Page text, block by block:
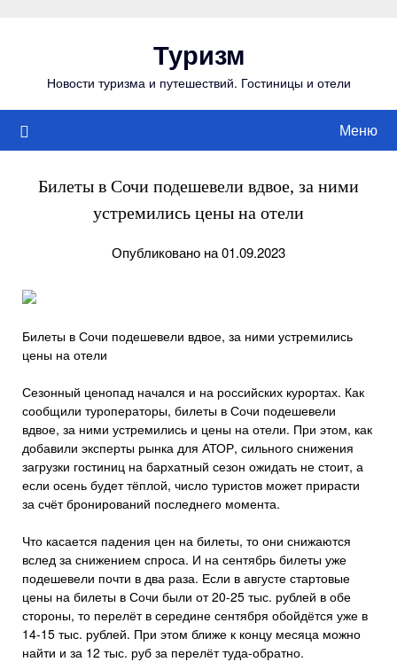
Туризм
Новости туризма и путешествий. Гостиницы и отели
Меню
Билеты в Сочи подешевели вдвое, за ними
устремились цены на отели
Опубликовано на 01.09.2023
Билеты в Сочи подешевели вдвое, за ними устремились
цены на отели
Сезонный ценопад начался и на российских курортах. Как
сообщили туроператоры, билеты в Сочи подешевели
вдвое, за ними устремились и цены на отели. При этом, как
добавили эксперты рынка для АТОР, сильного снижения
загрузки гостиниц на бархатный сезон ожидать не стоит, а
если осень будет тёплой, число туристов может прирасти
за счёт бронирований последнего момента.
Что касается падения цен на билеты, то они снижаются
вслед за снижением спроса. И на сентябрь билеты уже
подешевели почти в два раза. Если в августе стартовые
цены на билеты в Сочи были от 20-25 тыс. рублей в обе
стороны, то перелёт в середине сентября обойдётся уже в
14-15 тыс. рублей. При этом ближе к концу месяца можно
найти и за 12 тыс. руб за перелёт туда-обратно.